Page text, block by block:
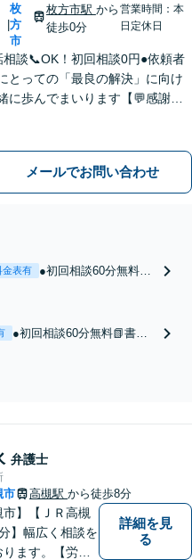
士業との連携OK】
|
枚
方
市
枚方市駅 から
徒歩0分
営業時間：本
日定休日
相談📞OK！初回相談0円●依頼者
とっての「最良の解決」に向け
に歩んでまいります【💬感謝の
上】【土日祝日対応】【枚方市駅3
駅近で便利】
メールでお問い合わせ
金表有
●初回相談60分無料●
えます！きめ細やかな
多数【子連れ相談可】
●初回相談60分無料📗書籍
査」などをチームで迅速に
市駅30秒／LINE・電話・メ
弁護士
市 高槻駅 から徒歩8分
市】【ＪＲ高槻
】幅広く相談を
ます。【労働
詳細を見
る